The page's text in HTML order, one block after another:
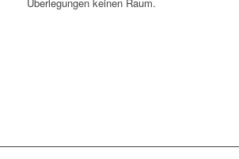
Überlegungen keinen Raum.